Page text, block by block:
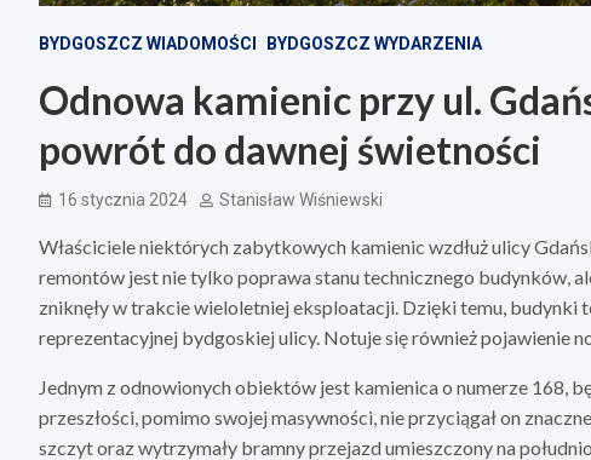
BYDGOSZCZ WIADOMOŚCI BYDGOSZCZ WYDARZENIA
Odnowa kamienic przy ul.
powrót do dawnej świetności
16 stycznia 2024 Stanisław Wiśniewski
Właściciele niektórych zabytkowych kamienic wzdłuż ulicy
remontów jest nie tylko poprawa stanu technicznego budynków,
zniknęły w trakcie wieloletniej eksploatacji. Dzięki temu, budynki
reprezentacyjnej bydgoskiej ulicy. Notuje się również pojawienie
Jednym z odnowionych obiektów jest kamienica o numerze 168,
przeszłości, pomimo swojej masywności, nie przyciągał on
szczyt oraz wytrzymały bramny przejazd umieszczony na